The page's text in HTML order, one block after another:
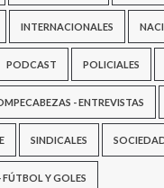
INTERNACIONALES
PODCAST POLICIALES
- ENTREVISTAS
SINDICALES
FÚTBOL Y GOLES